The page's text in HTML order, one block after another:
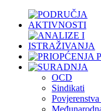
OCD
Sindikati